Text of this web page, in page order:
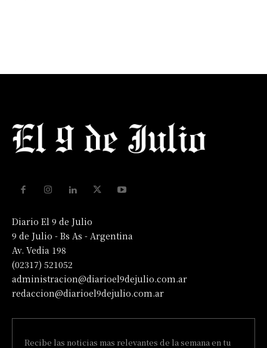
Diario El 9 de Julio
9 de Julio - Bs As - Argentina
Av. Vedia 198
(02317) 521052
administracion@diarioel9dejulio.com.ar
redaccion@diarioel9dejulio.com.ar
Recibe las noticias mas relevantes de la semana en tu